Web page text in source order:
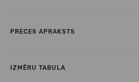
PRECES APRAKSTS
IZMĒRU TABULA